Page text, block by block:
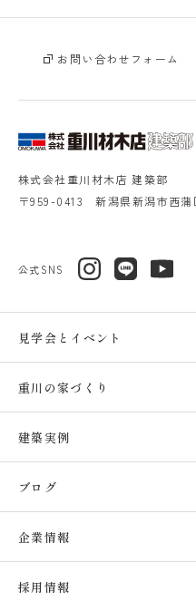
見学会とイベント
重川の家づくり
建築実例
ブログ
企業情報
採用情報
公式SNS
株式会社重川材木店 建築部
〒959-0413 新潟県新潟市西蒲
お問い合わせフォーム